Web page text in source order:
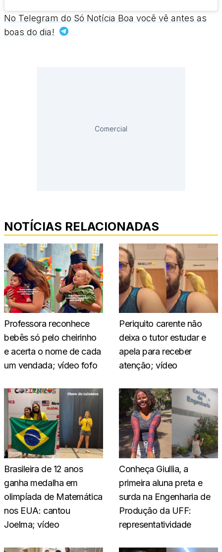
No Telegram do Só Notícia Boa você vê antes as
boas do dia!
Comercial
NOTÍCIAS RELACIONADAS
Professora reconhece
bebês só pelo cheirinho
e acerta o nome de cada
um vendada; vídeo fofo
Periquito carente não
deixa o tutor estudar e
apela para receber
atenção; vídeo
Brasileira de 12 anos
ganha medalha em
olimpíada de Matemática
nos EUA: cantou
Joelma; vídeo
Conheça Giullia, a
primeira aluna preta e
surda na Engenharia de
Produção da UFF:
representatividade